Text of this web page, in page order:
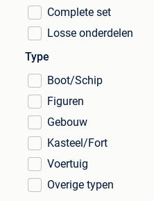
Complete set
Losse onderdelen
Type
Boot/Schip
Figuren
Gebouw
Kasteel/Fort
Voertuig
Overige typen